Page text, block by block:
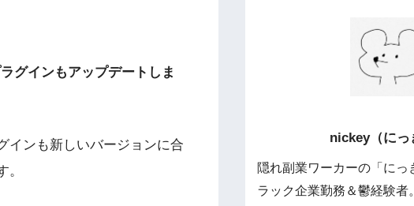
グインもアップデートしま
インも新しいバージョンに合
nickey（にっ
隠れ副業ワーカーの「にっ
ラック企業勤務＆鬱経験者